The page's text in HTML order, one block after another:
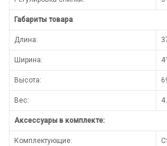
Габариты товара
Длина:
Ширина:
Высота:
Вес:
Аксессуары в комплекте:
Комплектующие: